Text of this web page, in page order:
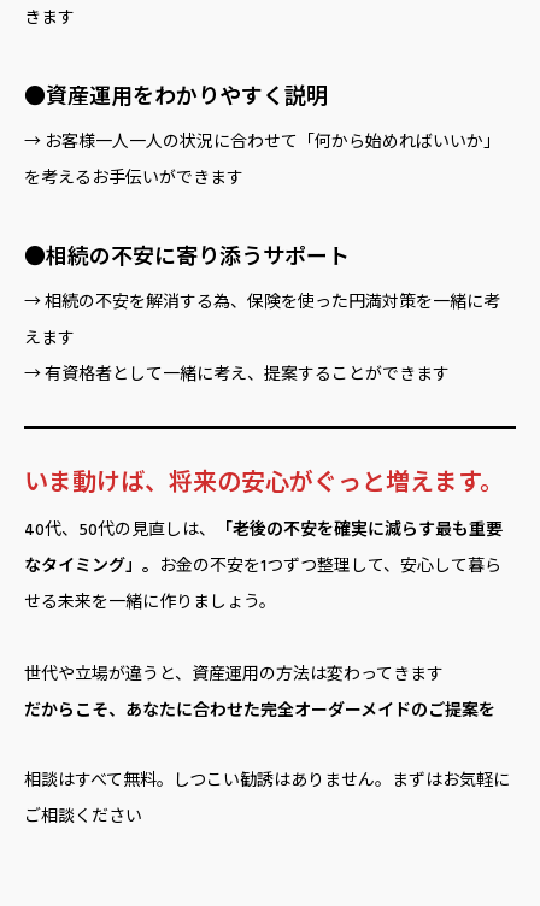
きます
●資産運用をわかりやすく説明
→ お客様一人一人の状況に合わせて「何から始めればいいか」
を考えるお手伝いができます
●相続の不安に寄り添うサポート
→ 相続の不安を解消する為、保険を使った円満対策を一緒に考
えます
→ 有資格者として一緒に考え、提案することができます
いま動けば、将来の安心がぐっと増えます。
40代、50代の見直しは、
「老後の不安を確実に減らす最も重要
なタイミング」。 お金の不安を1つずつ整理して、安心して暮ら
せる未来を一緒に作りましょう。
世代や立場が違うと、資産運用の方法は変わってきます
だからこそ、あなたに合わせた完全オーダーメイドのご提案を
相談はすべて無料。しつこい勧誘はありません。まずはお気軽に
ご相談ください